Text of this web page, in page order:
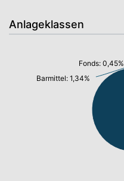
Anlageklassen
Barmittel: 1,34%
Fonds: 0,45%